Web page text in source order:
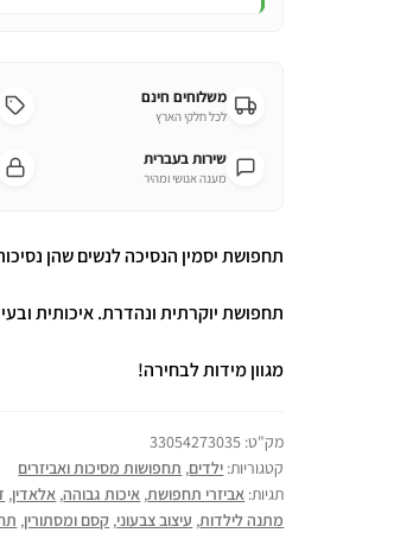
משלוחים חינם
לכל חלקי הארץ
שירות בעברית
מענה אנושי ומהיר
תחפושת יסמין הנסיכה לנשים שהן
תחפושת יוקרתית ונהדרת. איכותית
מגוון מידות לבחירה!
מק"ט: 33054273035
קטגוריות: ילדים, תחפושות מסיכות ואביזרים
תגיות: אביזרי תחפושת, איכות גבוהה, אלאדין,
מתנה לילדות, עיצוב צבעוני, קסם ומסתורין,